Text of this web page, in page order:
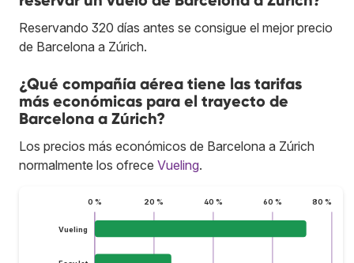
Reservando 320 días antes se consigue el mejor precio
de Barcelona a Zúrich.
¿Qué compañía aérea tiene las tarifas
más económicas para el trayecto de
Barcelona a Zúrich?
Los precios más económicos de Barcelona a Zúrich
normalmente los ofrece Vueling.
0 % 20 % 40 % 60 % 80 %
Vueling